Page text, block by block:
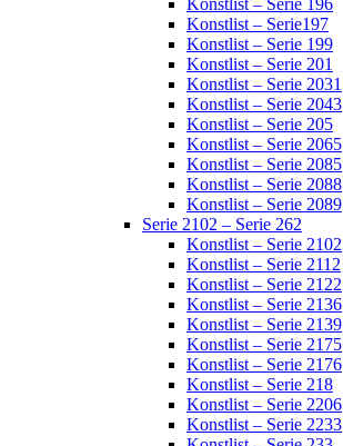
Konstlist – Serie 196
Konstlist – Serie197
Konstlist – Serie 199
Konstlist – Serie 201
Konstlist – Serie 2031
Konstlist – Serie 2043
Konstlist – Serie 205
Konstlist – Serie 2065
Konstlist – Serie 2085
Konstlist – Serie 2088
Konstlist – Serie 2089
Serie 2102 – Serie 262
Konstlist – Serie 2102
Konstlist – Serie 2112
Konstlist – Serie 2122
Konstlist – Serie 2136
Konstlist – Serie 2139
Konstlist – Serie 2175
Konstlist – Serie 2176
Konstlist – Serie 218
Konstlist – Serie 2206
Konstlist – Serie 2233